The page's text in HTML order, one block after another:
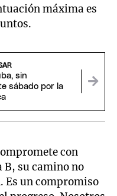
máxima es
sin
sábado por la
con
B, su camino no
Es un compromiso